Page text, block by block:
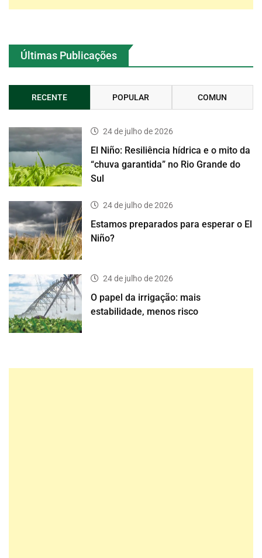
Últimas Publicações
RECENTE POPULAR COMUN
24 de julho de 2026
El Niño: Resiliência hídrica e o mito da
“chuva garantida” no Rio Grande do
Sul
24 de julho de 2026
Estamos preparados para esperar o El
Niño?
24 de julho de 2026
O papel da irrigação: mais
estabilidade, menos risco